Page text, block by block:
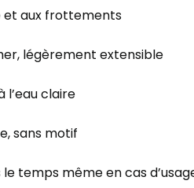
et aux frottements
légèrement extensible
l’eau claire
sans motif
temps même en cas